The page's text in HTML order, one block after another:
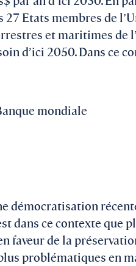
27 Etats membres de
et maritimes de
d’ici 2050. Dans ce
mondiale
démocratisation
dans ce contexte que
faveur de la
problématiques en